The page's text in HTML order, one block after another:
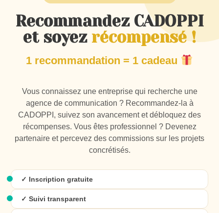
Stratégie de communication
Plan de communication
Conseil
Direction artistique
Publicité
CRM & Marketing
Campagnes complètes
Recommandez CADOPPI
et soyez récompensé !
1 recommandation = 1 cadeau
Vous connaissez une entreprise qui recherche une
agence de communication ? Recommandez-la à
CADOPPI, suivez son avancement et débloquez des
récompenses. Vous êtes professionnel ? Devenez
partenaire et percevez des commissions sur les projets
concrétisés.
✓ Inscription gratuite
✓ Suivi transparent